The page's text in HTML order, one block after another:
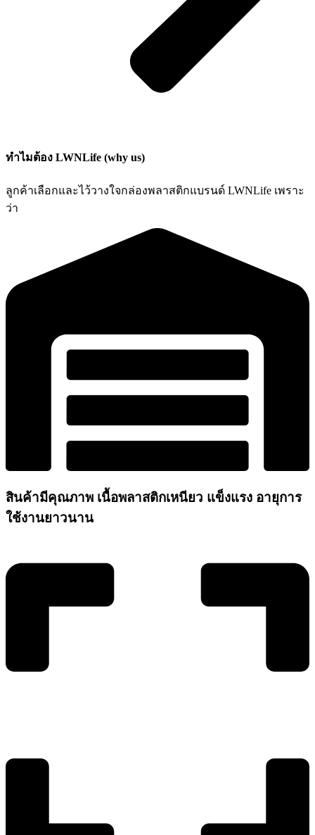
ทำไมต้อง LWNLife (why us)
ลูกค้าเลือกและไว้วางใจกล่องพลาสติกแบรนด์ LWNLife เพราะ
ว่า
สินค้ามีคุณภาพ เนื้อพลาสติกเหนียว แข็งแรง อายุการ
ใช้งานยาวนาน